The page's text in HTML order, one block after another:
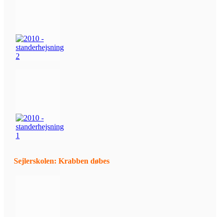
Sejlerskolen: Krabben døbes